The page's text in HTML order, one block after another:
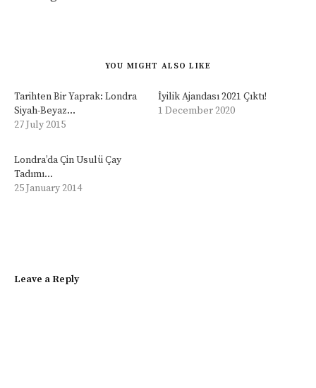
YOU MIGHT ALSO LIKE
Tarihten Bir Yaprak: Londra
Siyah-Beyaz…
27 July 2015
İyilik Ajandası 2021 Çıktı!
1 December 2020
Londra’da Çin Usulü Çay
Tadımı…
25 January 2014
Leave a Reply